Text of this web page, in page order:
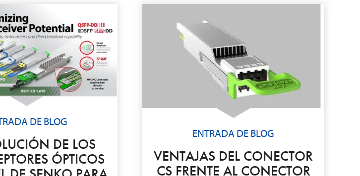
DE BLOG
DE LOS
ÓPTICOS
ENTRADA DE BLOG
VENTAJAS DEL CONECTOR
CS FRENTE AL CONECTOR